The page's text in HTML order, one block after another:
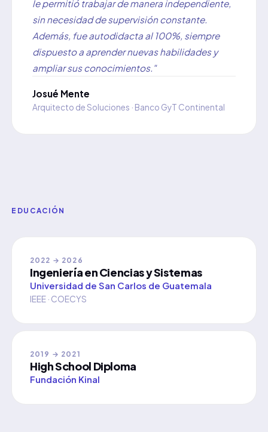
le permitió trabajar de manera independiente,
sin necesidad de supervisión constante.
Además, fue autodidacta al 100%, siempre
dispuesto a aprender nuevas habilidades y
ampliar sus conocimientos."
Josué Mente
Arquitecto de Soluciones · Banco GyT Continental
EDUCACIÓN
2022 → 2026
Ingeniería en Ciencias y Sistemas
Universidad de San Carlos de Guatemala
IEEE · COECYS
2019 → 2021
High School Diploma
Fundación Kinal